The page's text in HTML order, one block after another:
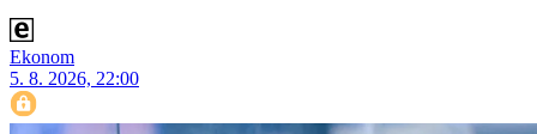
Ekonom
5. 8. 2026, 22:00